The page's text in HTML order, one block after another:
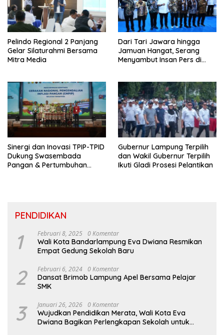
Pelindo Regional 2 Panjang
Gelar Silaturahmi Bersama
Mitra Media
Dari Tari Jawara hingga
Jamuan Hangat, Serang
Menyambut Insan Pers di
Sinergi dan Inovasi TPIP-TPID
Dukung Swasembada
Pangan & Pertumbuhan
Gubernur Lampung Terpilih
dan Wakil Gubernur Terpilih
Ikuti Gladi Prosesi Pelantikan
PENDIDIKAN
1 Februari 8, 2025 0 Komentar
Wali Kota Bandarlampung Eva Dwiana Resmikan
Empat Gedung Sekolah Baru
2 Februari 6, 2024 0 Komentar
Dansat Brimob Lampung Apel Bersama Pelajar
SMK
3 Januari 26, 2026 0 Komentar
Wujudkan Pendidikan Merata, Wali Kota Eva
Dwiana Bagikan Perlengkapan Sekolah untuk